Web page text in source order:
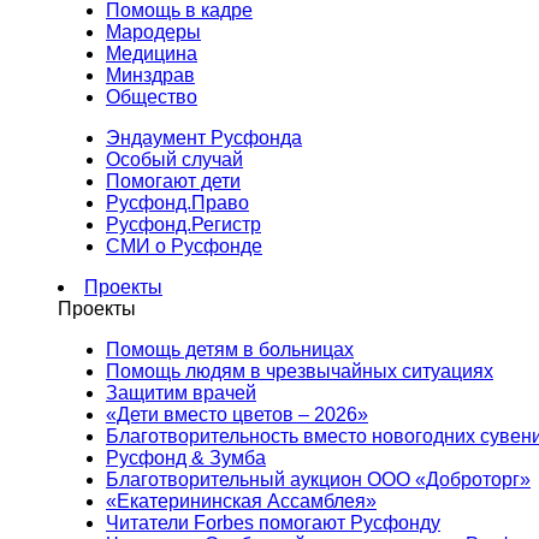
Помощь в кадре
Мародеры
Медицина
Минздрав
Общество
Эндаумент Русфонда
Особый случай
Помогают дети
Русфонд.Право
Русфонд.Регистр
СМИ о Русфонде
Проекты
Проекты
Помощь детям в больницах
Помощь людям в чрезвычайных ситуациях
Защитим врачей
«Дети вместо цветов – 2026»
Благотворительность вместо новогодних
Русфонд & Зумба
Благотворительный аукцион ООО «Доброторг»
«Екатерининская Ассамблея»
Читатели Forbes помогают Русфонду